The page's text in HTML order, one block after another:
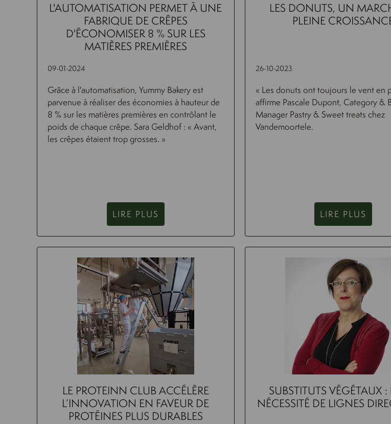
L'AUTOMATISATION PERMET À UNE
FABRIQUE DE CRÊPES
D'ÉCONOMISER 8 % SUR LES
MATIÈRES PREMIÈRES
09-01-2024
Grâce à l'automatisation, Yummy Bakery est
parvenue à réaliser des économies à hauteur de
8 % sur les matières premières en contrôlant le
poids de chaque crêpe. Sara Geldhof : « Avant,
les crêpes étaient trop grosses. »
LIRE PLUS
LES DONUTS, UN
PLEINE
26-10-2023
« Les donuts ont toujours le vent en
affirme Pascale Dupont, Category &
Manager Pastry & Sweet treats chez
Vandemoortele.
LIRE PLUS
LE PROTEINN CLUB ACCÉLÈRE
L’INNOVATION EN FAVEUR DE
PROTÉINES PLUS DURABLES
SUBSTITUTS VÉGÉTAUX
NÉCESSITÉ DE LIGNES